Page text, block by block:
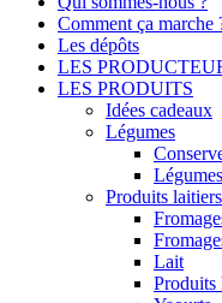
Comment ça marche
Les dépôts
LES
LES PRODUITS
Idées cadeaux
Légumes
Produits laitiers
Lait
Produits